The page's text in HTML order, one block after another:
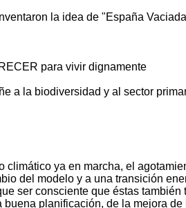
la idea de "España
para vivir dignamente
a la biodiversidad y al sector
ya en marcha, el
del modelo y a una transición
ser consciente que éstas
planificación, de la mejora